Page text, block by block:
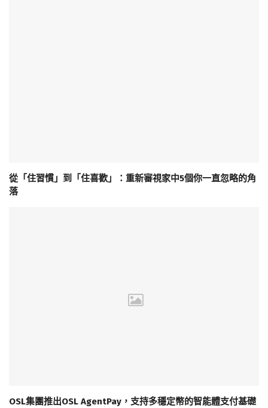
從「住習慣」到「住喜歡」：重新審視家中5個你一直忽略的角
落
OSL集團推出OSL AgentPay，支持多穩定幣的智能體支付基礎